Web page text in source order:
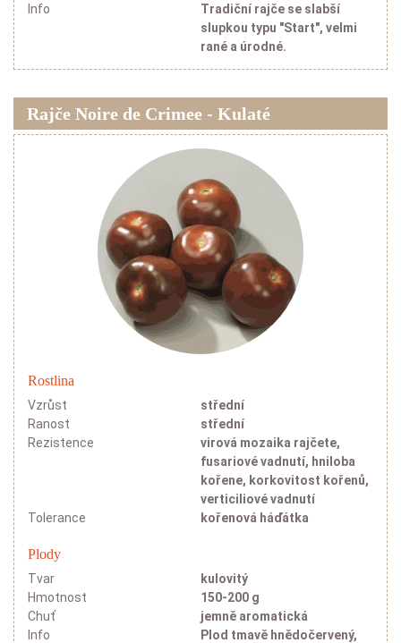
Info
Tradiční rajče se slabší
slupkou typu "Start", velmi
rané a úrodné.
Rajče Noire de Crimee - Kulaté
Rostlina
Vzrůst
střední
Ranost
střední
Rezistence
virová mozaika rajčete,
fusariové vadnutí, hniloba
kořene, korkovitost kořenů,
verticiliové vadnutí
Tolerance
kořenová háďátka
Plody
Tvar
kulovitý
Hmotnost
150-200 g
Chuť
jemně aromatická
Info
Plod tmavě hnědočervený,